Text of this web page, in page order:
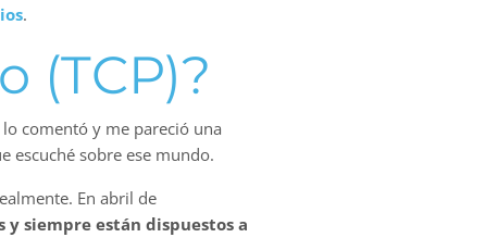
.
(TCP)?
comentó y me pareció una
escuché sobre ese mundo.
En abril de
y siempre están dispuestos a